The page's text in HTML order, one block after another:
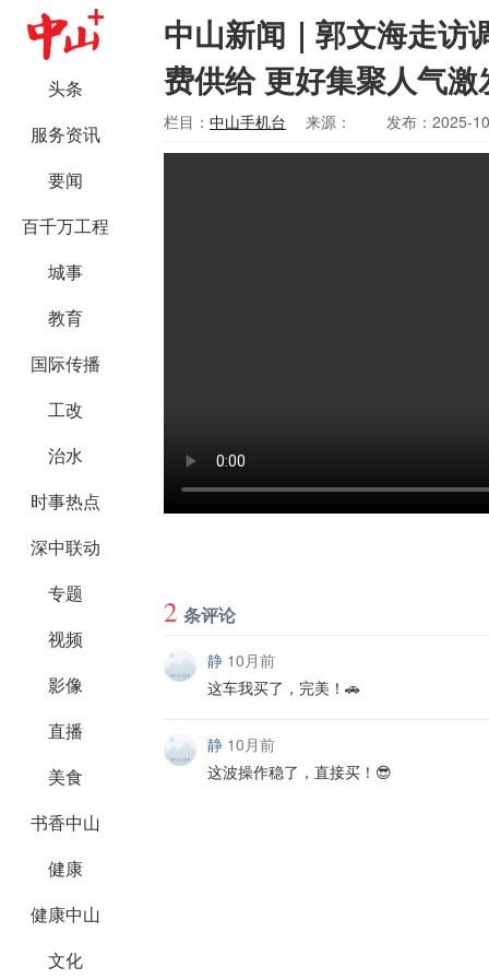
头条
服务资讯
要闻
百千万工程
城事
教育
国际传播
工改
治水
时事热点
深中联动
专题
视频
影像
直播
美食
书香中山
健康
健康中山
文化
中山新闻｜郭文海走访
费供给 更好集聚人气激
栏目： 中山手机台 来源： 发布：2025-
2 条评论
静 10月前
这车我买了，完美！🚗
静 10月前
这波操作稳了，直接买！😎